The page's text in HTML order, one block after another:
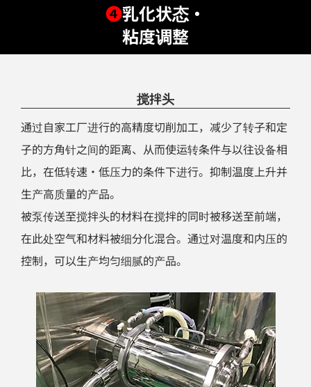
❹乳化状态・
粘度调整
搅拌头
通过自家工厂进行的高精度切削加工，减少了转子和定
子的方角针之间的距离、从而使运转条件与以往设备相
比，在低转速・低压力的条件下进行。抑制温度上升并
生产高质量的产品。
被泵传送至搅拌头的材料在搅拌的同时被移送至前端，
在此处空气和材料被细分化混合。通过对温度和内压的
控制，可以生产均匀细腻的产品。